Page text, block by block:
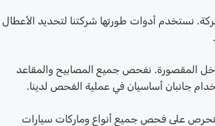
نستخدم أدوات طورتها شركتنا لتحديد الأعطال
داخل المقصورة. نفحص جميع المصابيح والمقاعد
جانبان أساسيان في عملية الفحص لدينا.
نحرص على فحص جميع أنواع وماركات سيارات